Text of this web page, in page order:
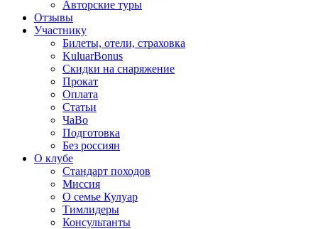
Авторские туры
Отзывы
Участнику
Билеты, отели, страховка
KuluarBonus
Скидки на снаряжение
Прокат
Оплата
Статьи
ЧаВо
Подготовка
Без россиян
О клубе
Стандарт походов
Миссия
О семье Кулуар
Тимлидеры
Консультанты